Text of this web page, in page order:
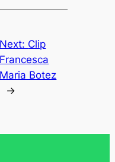
Next: Clip
Francesca
Maria Botez
→